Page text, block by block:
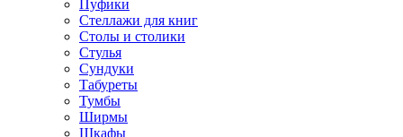
Пуфики
Стеллажи для книг
Столы и столики
Стулья
Сундуки
Табуреты
Тумбы
Ширмы
Шкафы